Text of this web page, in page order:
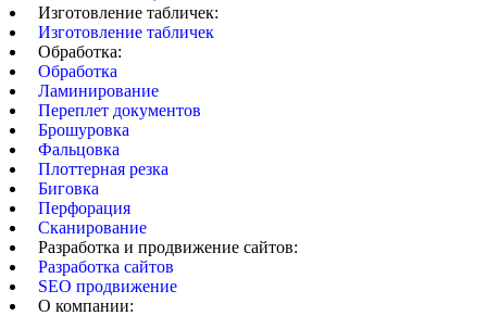
Изготовление табличек:
Изготовление табличек
Обработка:
Обработка
Ламинирование
Переплет документов
Брошуровка
Фальцовка
Плоттерная резка
Биговка
Перфорация
Сканирование
Разработка и продвижение сайтов:
Разработка сайтов
SEO продвижение
О компании: